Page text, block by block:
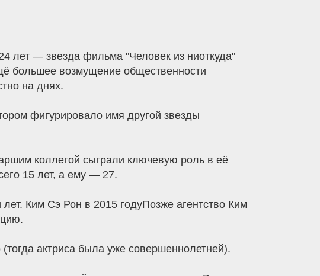
лет — звезда фильма "Человек из ниоткуда"
большее возмущение общественности
на днях.
фигурировало имя другой звезды
коллегой сыграли ключевую роль в её
15 лет, а ему — 27.
Ким Сэ Рон в 2015 годуПозже агентство Ким
(тогда актриса была уже совершеннолетней).